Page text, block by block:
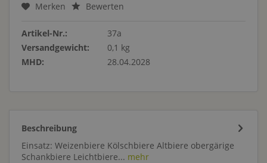
Merken Bewerten
Artikel-Nr.:
37a
Versandgewicht:
0,1 kg
MHD:
28.04.2028
Beschreibung
Einsatz: Weizenbiere Kölschbiere Altbiere obergärige
Schankbiere Leichtbiere... mehr